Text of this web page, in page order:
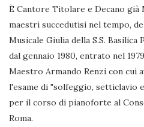
È Cantore Titolare e Decano
maestri succedutisi nel tempo,
Musicale Giulia della S.S.
dal gennaio 1980, entrato nel
Maestro Armando Renzi con cui
l'esame di "solfeggio, setticlavio
per il corso di pianoforte al
Roma.